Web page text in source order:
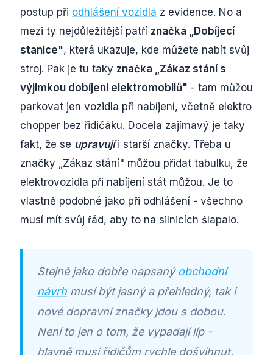
postup při odhlášení vozidla z evidence. No a
mezi ty nejdůležitější patří značka „Dobíjecí
stanice", která ukazuje, kde můžete nabít svůj
stroj. Pak je tu taky značka „Zákaz stání s
výjimkou dobíjení elektromobilů" - tam můžou
parkovat jen vozidla při nabíjení, včetně elektro
chopper bez řidičáku. Docela zajímavý je taky
fakt, že se upravujíi starší značky. Třeba u
značky „Zákaz stání" můžou přidat tabulku, že
elektrovozidla při nabíjení stát můžou. Je to
vlastně podobné jako při odhlášení - všechno
musí mít svůj řád, aby to na silnicích šlapalo.
Stejně jako dobře napsaný obchodní
návrh musí být jasný a přehledný, tak i
nové dopravní značky jdou s dobou.
Není to jen o tom, že vypadají líp -
hlavně musí řidičům rychle došvihnut,